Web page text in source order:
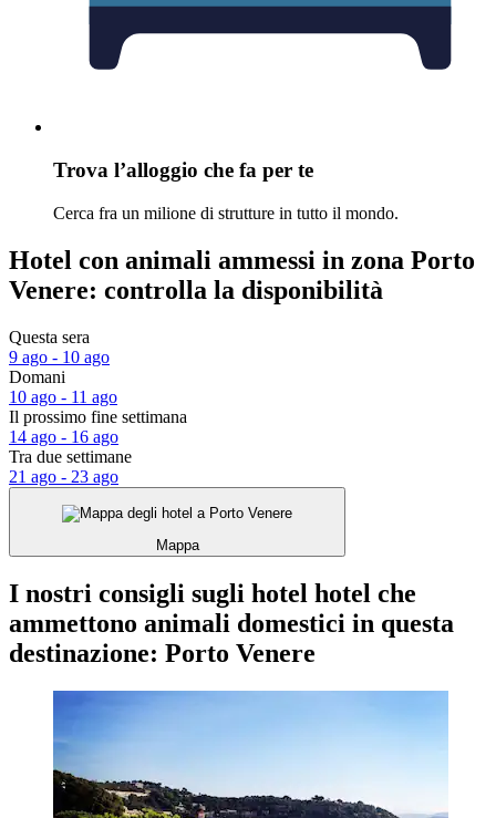
Trova l’alloggio che fa per te
Cerca fra un milione di strutture in tutto il mondo.
Hotel con animali ammessi in zona Porto
Venere: controlla la disponibilità
Questa sera
9 ago - 10 ago
Domani
10 ago - 11 ago
Il prossimo fine settimana
14 ago - 16 ago
Tra due settimane
21 ago - 23 ago
Mappa
I nostri consigli sugli hotel hotel che
ammettono animali domestici in questa
destinazione: Porto Venere